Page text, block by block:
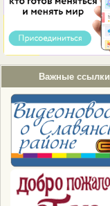
Важные ссылки